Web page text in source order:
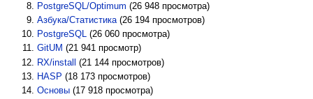
PostgreSQL/Optimum ‏‎ (26 948 просмотра)
Азбука/Статистика ‏‎ (26 194 просмотров)
PostgreSQL ‏‎ (26 060 просмотра)
GitUM ‏‎ (21 941 просмотр)
RX/install
‏‎ (21 144 просмотров)
HASP ‏‎ (18 173 просмотров)
Основы ‏‎ (17 918 просмотра)